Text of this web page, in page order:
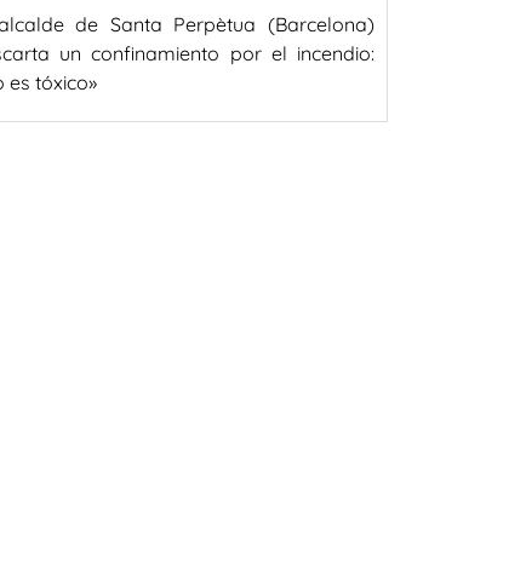
de Santa Perpètua (Barcelona)
un confinamiento por el incendio:
es tóxico»